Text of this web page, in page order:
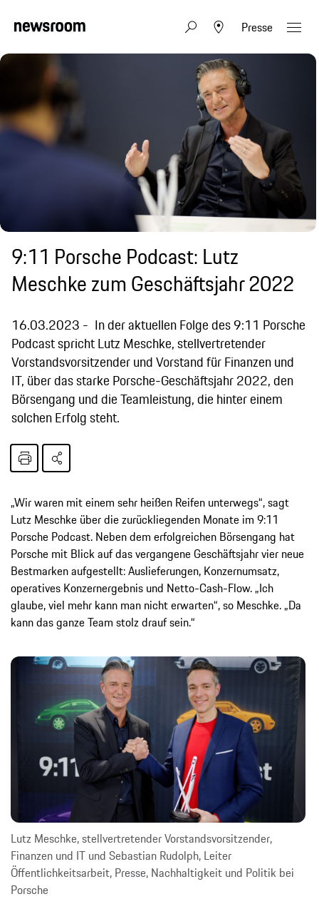
Presse
9:11 Porsche Podcast: Lutz
Meschke zum Geschäftsjahr 2022
16.03.2023
In der aktuellen Folge des 9:11 Porsche
Podcast spricht Lutz Meschke, stellvertretender
Vorstandsvorsitzender und Vorstand für Finanzen und
IT, über das starke Porsche-Geschäftsjahr 2022, den
Börsengang und die Teamleistung, die hinter einem
solchen Erfolg steht.
„Wir waren mit einem sehr heißen Reifen unterwegs“, sagt
Lutz Meschke über die zurückliegenden Monate im 9:11
Porsche Podcast. Neben dem erfolgreichen Börsengang hat
Porsche mit Blick auf das vergangene Geschäftsjahr vier neue
Bestmarken aufgestellt: Auslieferungen, Konzernumsatz,
operatives Konzernergebnis und Netto-Cash-Flow. „Ich
glaube, viel mehr kann man nicht erwarten“, so Meschke. „Da
kann das ganze Team stolz drauf sein.“
Lutz Meschke, stellvertretender Vorstandsvorsitzender,
Finanzen und IT und Sebastian Rudolph, Leiter
Öffentlichkeitsarbeit, Presse, Nachhaltigkeit und Politik bei
Porsche